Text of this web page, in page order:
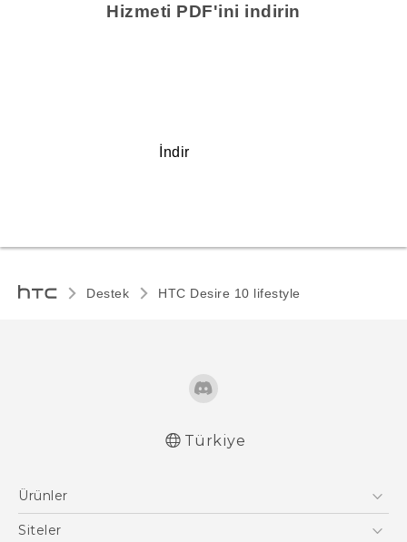
Hizmeti PDF'ini indirin
İndir
Destek HTC Desire 10 lifestyle‎
Türkiye
Ürünler
Akıllı Telefonlar
Siteler